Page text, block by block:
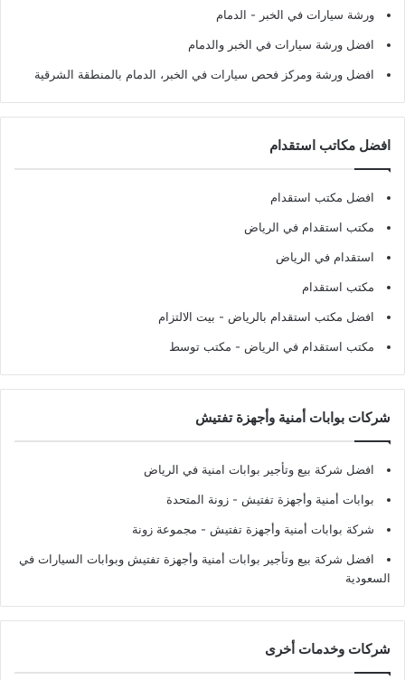
ورشة سيارات في الخبر - الدمام
افضل ورشة سيارات في الخبر والدمام
افضل ورشة ومركز فحص سيارات في الخبر، الدمام بالمنطقة الشرقية
افضل مكاتب استقدام
افضل مكتب استقدام
مكتب استقدام في الرياض
استقدام في الرياض
مكتب استقدام
افضل مكتب استقدام بالرياض - بيت الالتزام
مكتب استقدام في الرياض - مكتب توسط
شركات بوابات أمنية وأجهزة تفتيش
افضل شركة بيع وتأجير بوابات امنية في الرياض
بوابات أمنية وأجهزة تفتيش - زونة المتحدة
شركة بوابات أمنية وأجهزة تفتيش - مجموعة زونة
افضل شركة بيع وتأجير بوابات أمنية وأجهزة تفتيش وبوابات السيارات في
السعودية
شركات وخدمات أخرى